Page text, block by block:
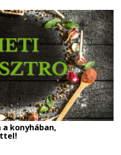
a konyhában,